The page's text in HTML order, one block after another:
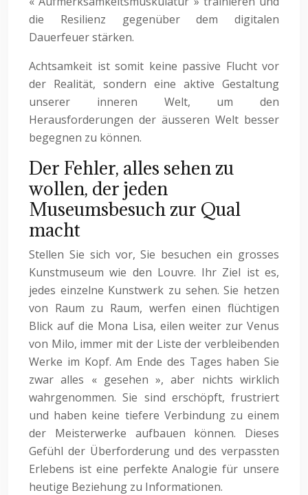
die Resilienz gegenüber dem digitalen
Dauerfeuer stärken.
Achtsamkeit ist somit keine passive Flucht vor
der Realität, sondern eine aktive Gestaltung
unserer inneren Welt, um den
Herausforderungen der äusseren Welt besser
begegnen zu können.
Der Fehler, alles sehen zu
wollen, der jeden
Museumsbesuch zur Qual
macht
Stellen Sie sich vor, Sie besuchen ein grosses
Kunstmuseum wie den Louvre. Ihr Ziel ist es,
jedes einzelne Kunstwerk zu sehen. Sie hetzen
von Raum zu Raum, werfen einen flüchtigen
Blick auf die Mona Lisa, eilen weiter zur Venus
von Milo, immer mit der Liste der verbleibenden
Werke im Kopf. Am Ende des Tages haben Sie
zwar alles « gesehen », aber nichts wirklich
wahrgenommen. Sie sind erschöpft, frustriert
und haben keine tiefere Verbindung zu einem
der Meisterwerke aufbauen können. Dieses
Gefühl der Überforderung und des verpassten
Erlebens ist eine perfekte Analogie für unsere
heutige Beziehung zu Informationen.